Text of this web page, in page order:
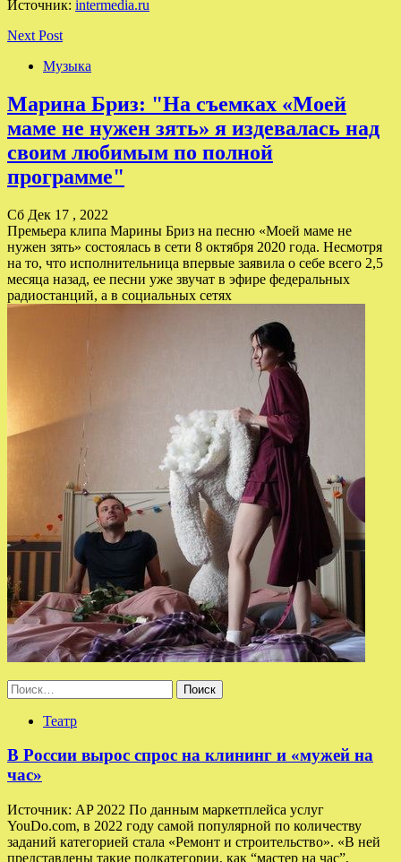
Источник: intermedia.ru
Next Post
Музыка
Марина Бриз: "На съемках «Моей
маме не нужен зять» я издевалась над
своим любимым по полной
программе"
Сб Дек 17 , 2022
Премьера клипа Марины Бриз на песню «Моей маме не
нужен зять» состоялась в сети 8 октября 2020 года. Несмотря
на то, что исполнительница впервые заявила о себе всего 2,5
месяца назад, ее песни уже звучат в эфире федеральных
радиостанций, а в социальных сетях
Найти:
Театр
В России вырос спрос на клининг и «мужей на
час»
Источник: AP 2022 По данным маркетплейса услуг
YouDo.com, в 2022 году самой популярной по количеству
заданий категорией стала «Ремонт и строительство». «В ней
представлены такие подкатегории, как “мастер на час”,